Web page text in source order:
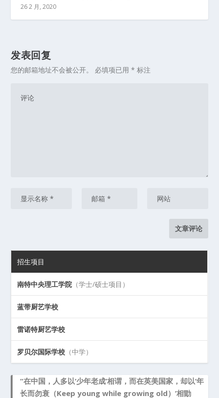
26 2 月, 2020
发表回复
您的邮箱地址不会被公开。 必填项已用* 标注
招生项目
南特中央理工学院 （学士/硕士项目）
蓝带厨艺学校
雷诺特厨艺学校
罗贝尔国际学校 （中学）
“在中国，人多以‘少年老成’相谓，而在英美国家，却以‘年
长而勿衰（Keep young while growing old）’相勖